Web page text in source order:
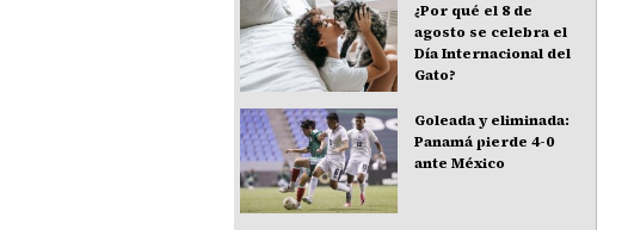
¿Por qué el 8 de
agosto se celebra el
Día Internacional del
Gato?
Goleada y eliminada:
Panamá pierde 4-0
ante México